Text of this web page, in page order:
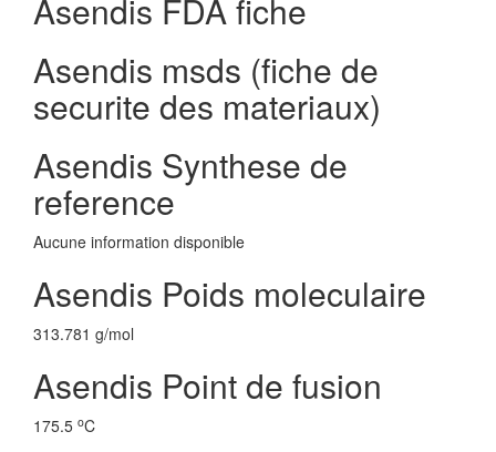
Asendis FDA fiche
Asendis msds (fiche de
securite des materiaux)
Asendis Synthese de
reference
Aucune information disponible
Asendis Poids moleculaire
313.781 g/mol
Asendis Point de fusion
175.5 oC